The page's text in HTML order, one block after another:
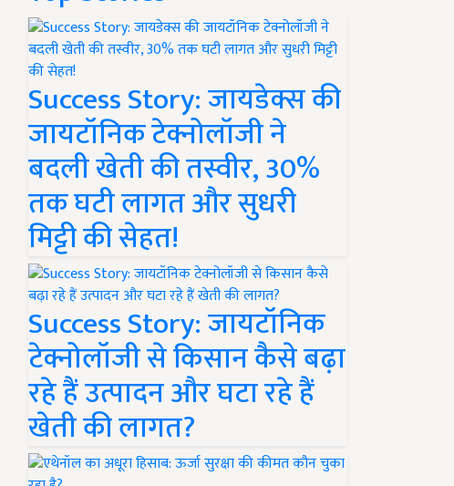
Success Story: जायडेक्स की
जायटॉनिक टेक्नोलॉजी ने
बदली खेती की तस्वीर, 30%
तक घटी लागत और सुधरी
मिट्टी की सेहत!
Success Story: जायटॉनिक
टेक्नोलॉजी से किसान कैसे बढ़ा
रहे हैं उत्पादन और घटा रहे हैं
खेती की लागत?